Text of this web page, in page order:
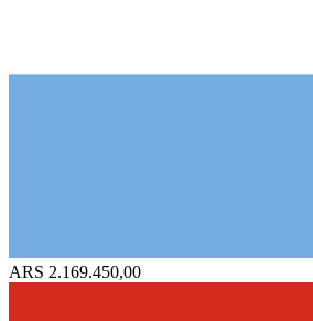
ARS 2.169.450,00